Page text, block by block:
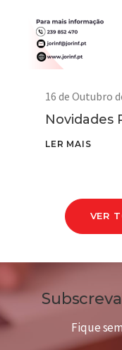
16 de Outubro
Novidades
LER MAIS
VER
Fique